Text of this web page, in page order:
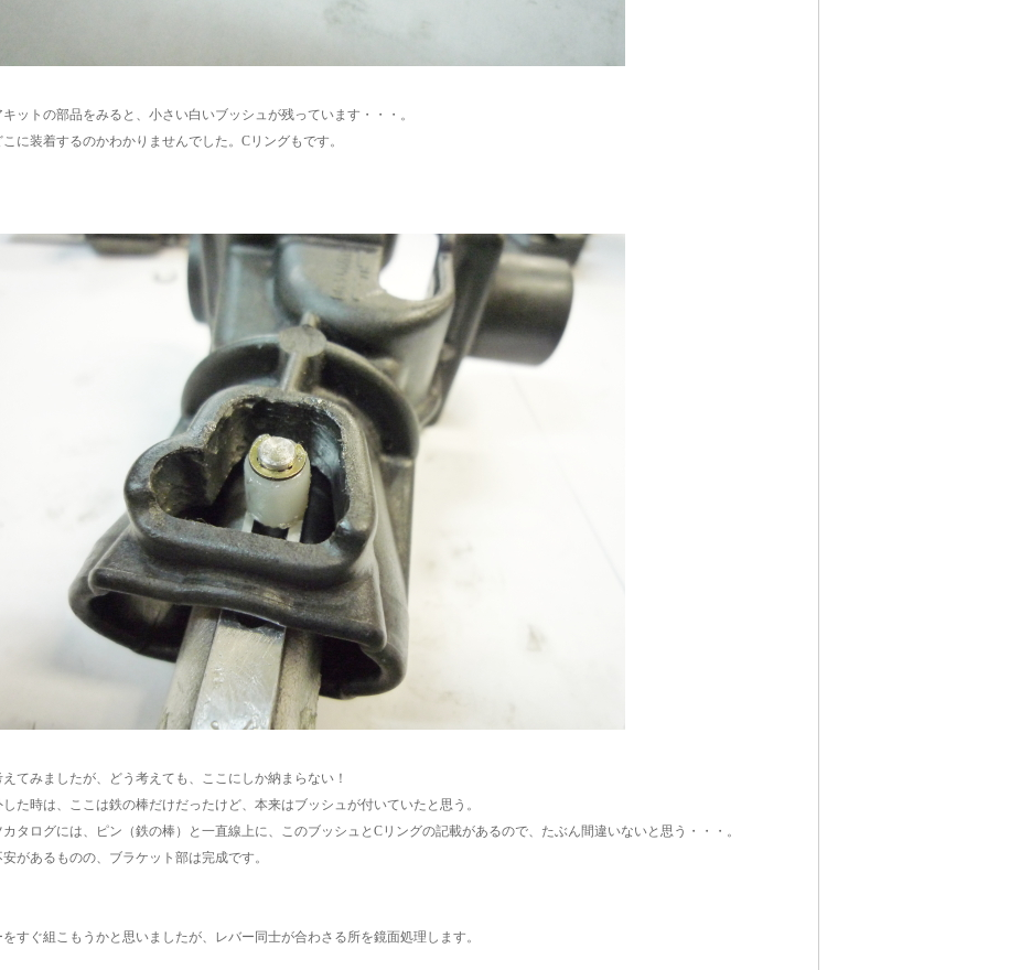
キットの部品をみると、小さい白いブッシュが残っています・・・。
こに装着するのかわかりませんでした。Cリングもです。
てみましたが、どう考えても、ここにしか納まらない！
た時は、ここは鉄の棒だけだったけど、本来はブッシュが付いていたと思う。
タログには、ピン（鉄の棒）と一直線上に、このブッシュとCリングの記載があるので、たぶん間違いないと思う・・・。
があるものの、ブラケット部は完成です。
をすぐ組こもうかと思いましたが、レバー同士が合わさる所を鏡面処理します。